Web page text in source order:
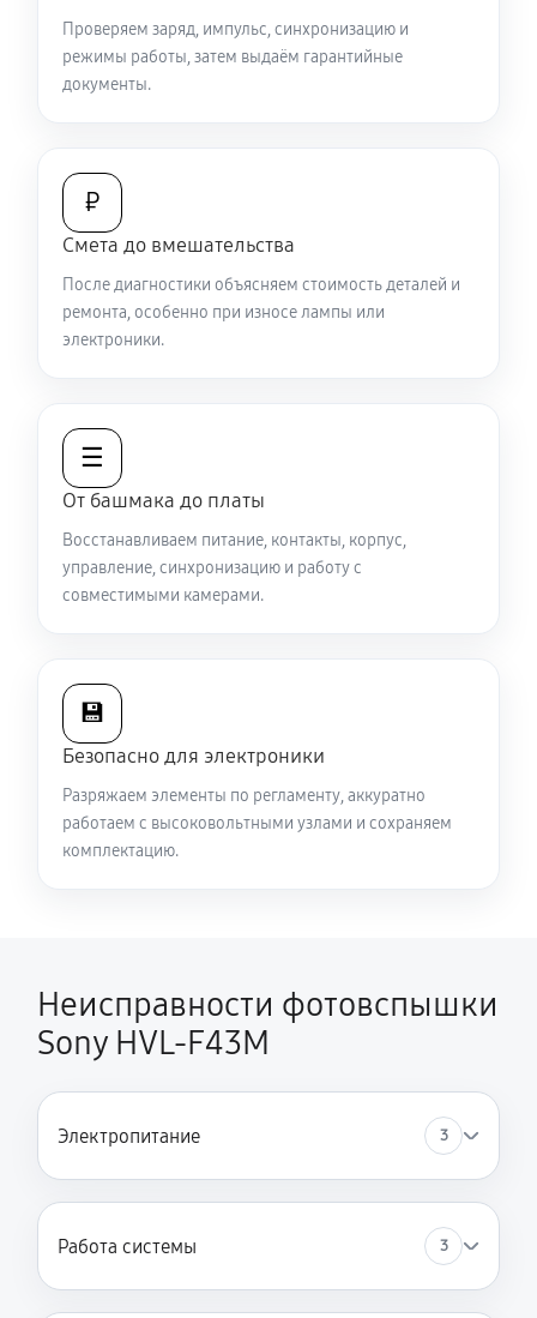
Проверяем заряд, импульс, синхронизацию и
режимы работы, затем выдаём гарантийные
документы.
₽
Смета до вмешательства
После диагностики объясняем стоимость деталей и
ремонта, особенно при износе лампы или
электроники.
☰
От башмака до платы
Восстанавливаем питание, контакты, корпус,
управление, синхронизацию и работу с
совместимыми камерами.
💾
Безопасно для электроники
Разряжаем элементы по регламенту, аккуратно
работаем с высоковольтными узлами и сохраняем
комплектацию.
Неисправности фотовспышки
Sony HVL-F43M
Электропитание 3
Работа системы 3